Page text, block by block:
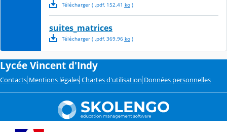
Télécharger( .pdf, 152.41 ko)
suites_matrices
Télécharger( .pdf, 369.96 ko)
Lycée Vincent d'Indy
Contacts Mentions légales Chartes d'utilisation Données personnelles